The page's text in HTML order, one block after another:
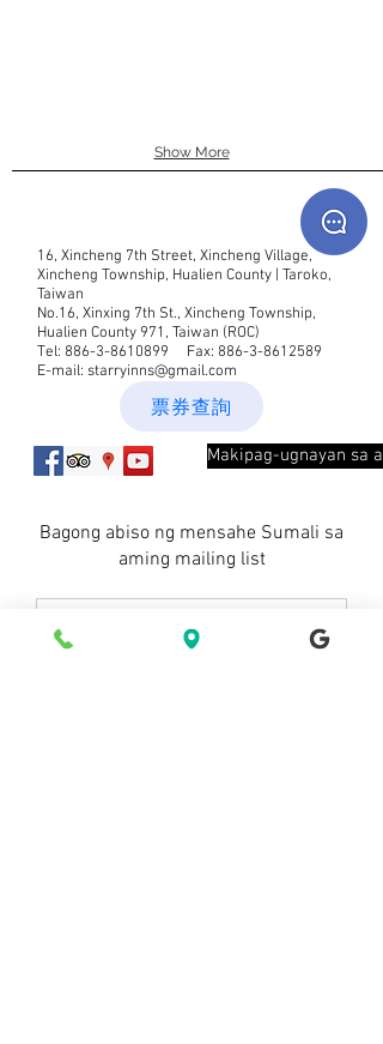
Show More
16, Xincheng 7th Street, Xincheng Village,
Xincheng Township, Hualien County | Taroko,
Taiwan
No.16, Xinxing 7th St., Xincheng Township,
Hualien County 971, Taiwan (ROC)
Tel: 886-3-8610899 Fax: 886-3-8612589
E-mail: starryinns@gmail.com
票券查詢
Makipag-ugnayan sa
Bagong abiso ng mensahe Sumali sa
aming mailing list